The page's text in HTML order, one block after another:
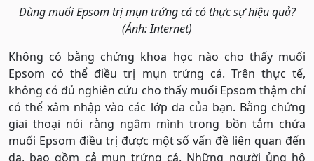
Dùng muối Epsom trị mụn trứng cá có thực sự hiệu quả?
(Ảnh: Internet)
Không có bằng chứng khoa học nào cho thấy muối
Epsom có ​​thể điều trị mụn trứng cá. Trên thực tế,
không có đủ nghiên cứu cho thấy muối Epsom thậm chí
có thể xâm nhập vào các lớp da của bạn. Bằng chứng
giai thoại nói rằng ngâm mình trong bồn tắm chứa
muối Epsom điều trị được một số vấn đề liên quan đến
da, bao gồm cả mụn trứng cá. Những người ủng hộ